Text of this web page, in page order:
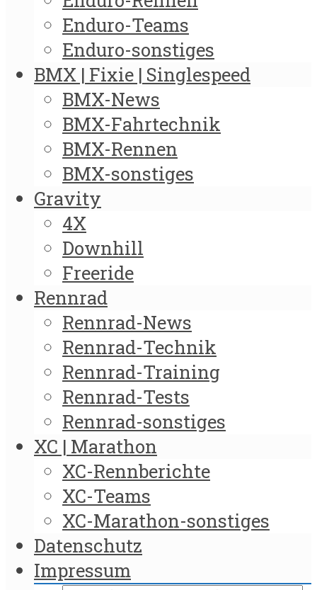
Enduro-Teams
Enduro-sonstiges
BMX | Fixie | Singlespeed
BMX-News
BMX-Fahrtechnik
BMX-Rennen
BMX-sonstiges
Gravity
4X
Downhill
Freeride
Rennrad
Rennrad-News
Rennrad-Technik
Rennrad-Training
Rennrad-Tests
Rennrad-sonstiges
XC | Marathon
XC-Rennberichte
XC-Teams
XC-Marathon-sonstiges
Datenschutz
Impressum